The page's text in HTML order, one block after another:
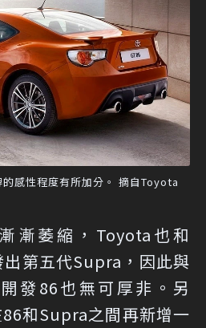
感性程度有所加分。 摘自Toyota
漸萎縮，Toyota也和
出第五代Supra，因此與
發86也無可厚非。另
和Supra之間再新增一